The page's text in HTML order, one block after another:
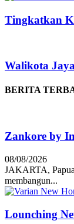
Tingkatkan
Walikota
BERITA
Zankore by
08/08/2026
JAKARTA,
membangun...
Lounching